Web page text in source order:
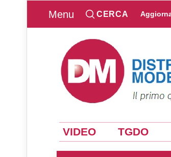
Menu CERCA
VIDEO TGDO